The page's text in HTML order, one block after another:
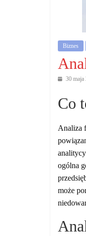
Biznes
30 maja
Co
Analiza
ogólna
może